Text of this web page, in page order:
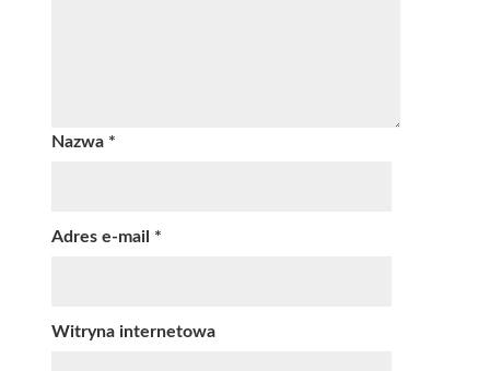
Nazwa *
Adres e-mail *
Witryna internetowa